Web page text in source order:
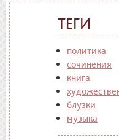
ТЕГИ
политика
сочинения
книга
блузки
музыка